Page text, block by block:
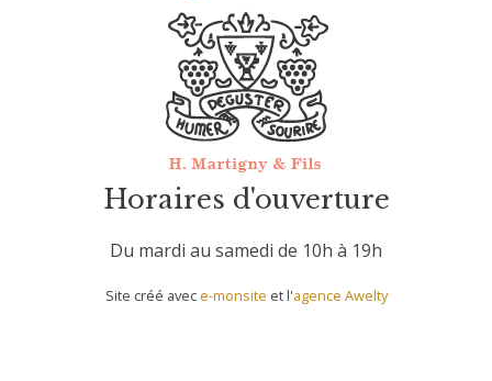
Horaires d'ouverture
Du mardi au samedi de 10h à 19h
Site créé avece-monsite et l'agence Awelty